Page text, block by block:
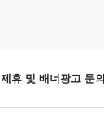
제휴 및 배너광고 문의